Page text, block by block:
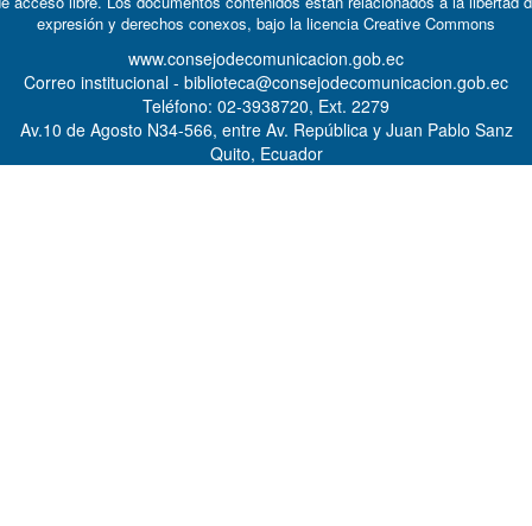
expresión y derechos conexos, bajo la licencia Creative Commons
www.consejodecomunicacion.gob.ec
Correo institucional - biblioteca@consejodecomunicacion.gob.ec
Teléfono: 02-3938720, Ext. 2279
Av.10 de Agosto N34-566, entre Av. República y Juan Pablo Sanz
Quito, Ecuador